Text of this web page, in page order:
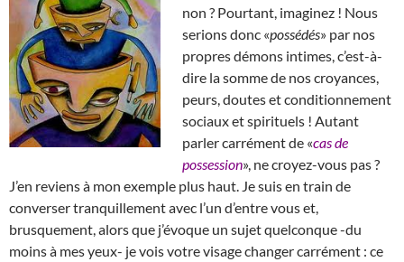
non ? Pourtant, imaginez ! Nous
serions donc «possédés» par nos
propres démons intimes, c’est-à-
dire la somme de nos croyances,
peurs, doutes et conditionnement
sociaux et spirituels ! Autant
parler carrément de «cas de
possession», ne croyez-vous pas ?
J’en reviens à mon exemple plus haut. Je suis en train de
converser tranquillement avec l’un d’entre vous et,
brusquement, alors que j’évoque un sujet quelconque -du
moins à mes yeux- je vois votre visage changer carrément : ce